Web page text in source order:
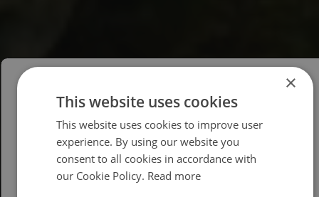
Please select your region/language
British
USA
Español
×
This website uses cookies
This website uses cookies to improve user
experience. By using our website you
consent to all cookies in accordance with
our Cookie Policy. Read more